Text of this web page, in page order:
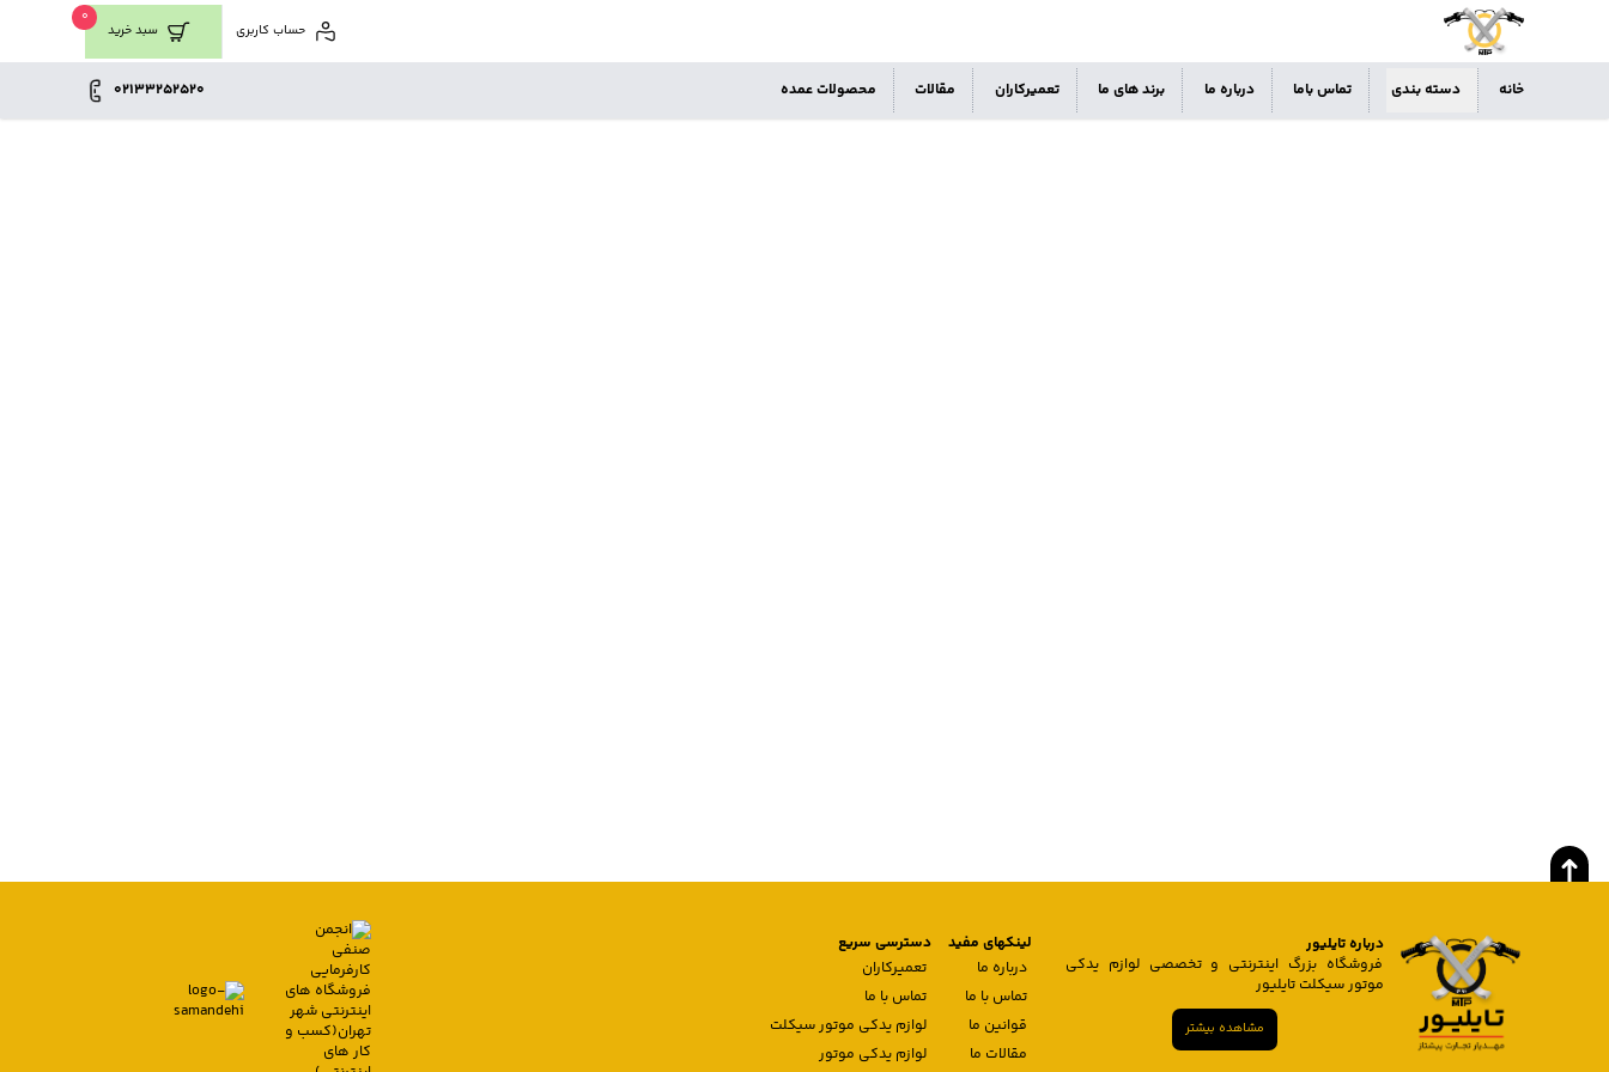
سبد خرید
0
حساب کاربری
خانه دسته بندی تماس باما درباره ما برند های ما تعمیرکاران مقالات محصولات عمده 02133252520
درباره تایلیور
فروشگاه بزرگ اینترنتی و تخصصی لوازم یدکی
موتور سیکلت تایلیور
مشاهده بیشتر
لینکهای مفید
درباره ما
تماس با ما
قوانین ما
مقالات ما
دسترسی سریع
تعمیرکاران
تماس با ما
لوازم یدکی موتور سیکلت
لوازم یدکی موتور